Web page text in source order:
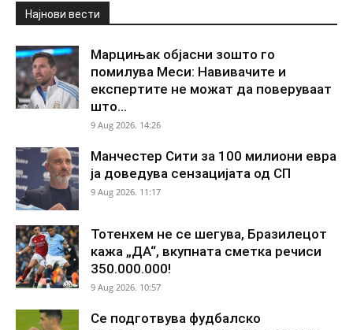
Најнови вести
Марцињак објасни зошто го
помилува Меси: Навивачите и
експертите не можат да поверуваат
што...
9 Aug 2026. 14:26
Манчестер Сити за 100 милиони евра
ја доведува сензацијата од СП
9 Aug 2026. 11:17
Тотенхем не се шегува, Бразилецот
кажа „ДА“, вкупната сметка речиси
350.000.000!
9 Aug 2026. 10:57
Се подготвува фудбалско